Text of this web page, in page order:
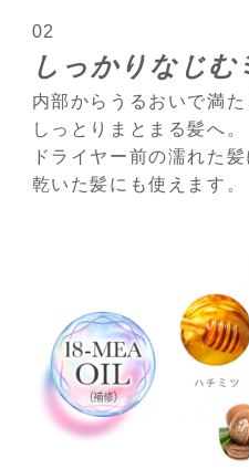
02
しっかりなじむ
内部からうるおいで満た
しっとりまとまる髪へ。
ドライヤー前の濡れた髪
乾いた髪にも使えます。